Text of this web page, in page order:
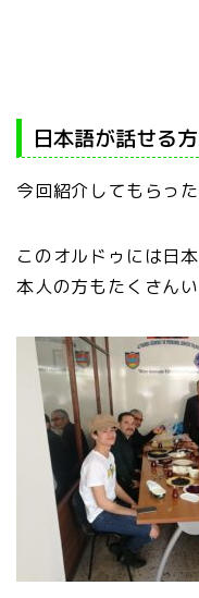
日本語が話せる
今回紹介してもらっ
このオルドゥには日
本人の方もたくさん